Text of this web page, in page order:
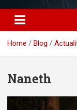
Home Blog
Naneth